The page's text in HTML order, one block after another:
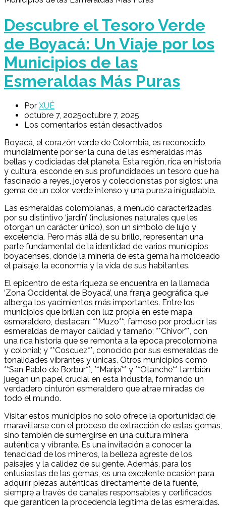
Descubre el Tesoro Verde
de Boyacá: Un Viaje por los
Municipios de las
Esmeraldas Más Puras
Por XUÉ
octubre 7, 2025octubre 7, 2025
Los comentarios están desactivados
Boyacá, el corazón verde de Colombia, es reconocido
mundialmente por ser la cuna de las esmeraldas más
bellas y codiciadas del planeta. Esta región, rica en historia
y cultura, esconde en sus profundidades un tesoro que ha
fascinado a reyes, joyeros y coleccionistas por siglos: una
gema de un color verde intenso y una pureza inigualable.
Las esmeraldas colombianas, a menudo caracterizadas
por su distintivo ‘jardín’ (inclusiones naturales que les
otorgan un carácter único), son un símbolo de lujo y
excelencia. Pero más allá de su brillo, representan una
parte fundamental de la identidad de varios municipios
boyacenses, donde la minería de esta gema ha moldeado
el paisaje, la economía y la vida de sus habitantes.
El epicentro de esta riqueza se encuentra en la llamada
‘Zona Occidental de Boyacá’, una franja geográfica que
alberga los yacimientos más importantes. Entre los
municipios que brillan con luz propia en este mapa
esmeraldero, destacan: **Muzo**, famoso por producir las
esmeraldas de mayor calidad y tamaño; **Chivor**, con
una rica historia que se remonta a la época precolombina
y colonial; y **Coscuez**, conocido por sus esmeraldas de
tonalidades vibrantes y únicas. Otros municipios como
**San Pablo de Borbur**, **Maripí** y **Otanche** también
juegan un papel crucial en esta industria, formando un
verdadero cinturón esmeraldero que atrae miradas de
todo el mundo.
Visitar estos municipios no solo ofrece la oportunidad de
maravillarse con el proceso de extracción de estas gemas,
sino también de sumergirse en una cultura minera
auténtica y vibrante. Es una invitación a conocer la
tenacidad de los mineros, la belleza agreste de los
paisajes y la calidez de su gente. Además, para los
entusiastas de las gemas, es una excelente ocasión para
adquirir piezas auténticas directamente de la fuente,
siempre a través de canales responsables y certificados
que garanticen la procedencia legítima de las esmeraldas.